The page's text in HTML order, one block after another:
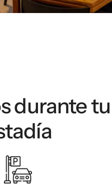
durante tu